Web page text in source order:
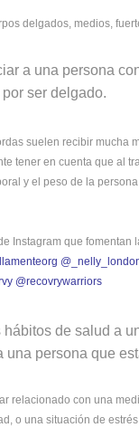
delgados, medios,
a una persona
ser delgado.
suelen recibir mucha
tener en cuenta que al
y el peso de la
Instagram que fomentan
@recovrywarriors
de salud a
persona que
relacionado con una
o una situación de